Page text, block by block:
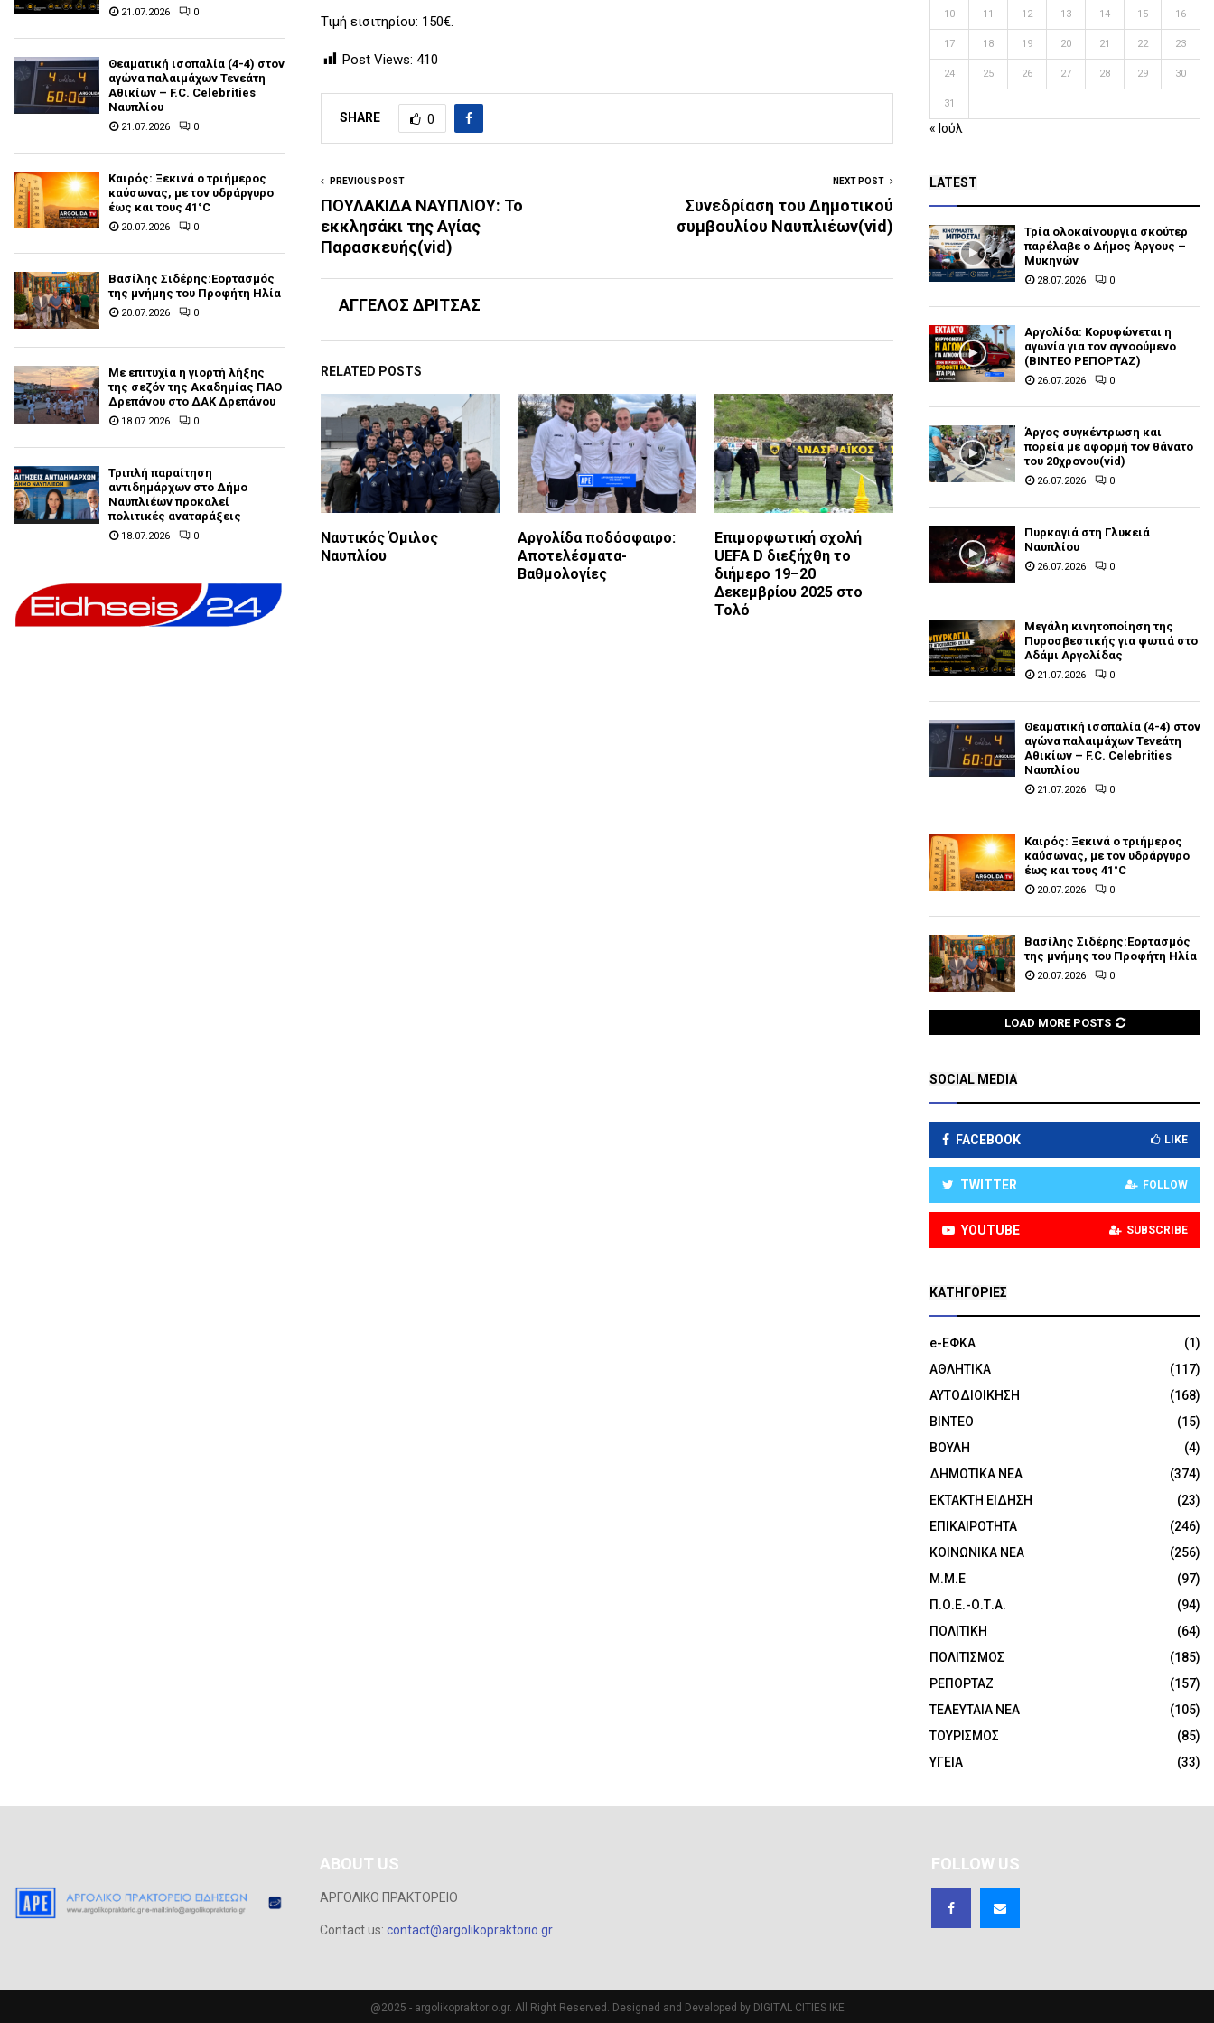
Τιμή εισιτηρίου: 150€.
Post Views: 410
SHARE 0
PREVIOUS POST
ΠΟΥΛΑΚΙΔΑ ΝΑΥΠΛΙΟΥ: Το
εκκλησάκι της Αγίας
Παρασκευής(vid)
NEXT POST
Συνεδρίαση του Δημοτικού
συμβουλίου Ναυπλιέων(vid)
ΑΓΓΕΛΟΣ ΔΡΙΤΣΑΣ
RELATED POSTS
Ναυτικός Όμιλος
Ναυπλίου
Αργολίδα ποδόσφαιρο:
Αποτελέσματα-
Bαθμολογίες
Eπιμορφωτική σχολή
UEFA D διεξήχθη το
διήμερο 19–20
Δεκεμβρίου 2025 στο
Τολό
21.07.2026 0
Θεαματική ισοπαλία (4-4) στον
αγώνα παλαιμάχων Τενεάτη
Αθικίων – F.C. Celebrities
Ναυπλίου
21.07.2026 0
Καιρός: Ξεκινά ο τριήμερος
καύσωνας, με τον υδράργυρο
έως και τους 41°C
20.07.2026 0
Βασίλης Σιδέρης:Εορτασμός
της μνήμης του Προφήτη Ηλία
20.07.2026 0
Με επιτυχία η γιορτή λήξης
της σεζόν της Ακαδημίας ΠΑΟ
Δρεπάνου στο ΔΑΚ Δρεπάνου
18.07.2026 0
Τριπλή παραίτηση
αντιδημάρχων στο Δήμο
Ναυπλιέων προκαλεί
πολιτικές αναταράξεις
18.07.2026 0
10 11 12 13 14 15 16
17 18 19 20 21 22 23
24 25 26 27 28 29 30
31
« Ιούλ
LATEST
Τρία ολοκαίνουργια σκούτερ
παρέλαβε o Δήμος Άργους –
Μυκηνών
28.07.2026 0
Αργολίδα: Κορυφώνεται η
αγωνία για τον αγνοούμενο
(ΒΙΝΤΕΟ ΡΕΠΟΡΤΑΖ)
26.07.2026 0
Άργος συγκέντρωση και
πορεία με αφορμή τον θάνατο
του 20χρονου(vid)
26.07.2026 0
Πυρκαγιά στη Γλυκειά
Ναυπλίου
26.07.2026 0
Μεγάλη κινητοποίηση της
Πυροσβεστικής για φωτιά στο
Αδάμι Αργολίδας
21.07.2026 0
Θεαματική ισοπαλία (4-4) στον
αγώνα παλαιμάχων Τενεάτη
Αθικίων – F.C. Celebrities
Ναυπλίου
21.07.2026 0
Καιρός: Ξεκινά ο τριήμερος
καύσωνας, με τον υδράργυρο
έως και τους 41°C
20.07.2026 0
Βασίλης Σιδέρης:Εορτασμός
της μνήμης του Προφήτη Ηλία
20.07.2026 0
LOAD MORE POSTS
SOCIAL MEDIA
FACEBOOK LIKE
TWITTER FOLLOW
YOUTUBE SUBSCRIBE
KΑΤΗΓΟΡΊΕΣ
e-ΕΦΚΑ
(1)
ΑΘΛΗΤΙΚΑ
(117)
ΑΥΤΟΔΙΟΙΚΗΣΗ
(168)
ΒΙΝΤΕΟ
(15)
ΒΟΥΛΗ
(4)
ΔΗΜΟΤΙΚΑ ΝΕΑ
(374)
ΕΚΤΑΚΤΗ ΕΙΔΗΣΗ
(23)
ΕΠΙΚΑΙΡΟΤΗΤΑ
(246)
ΚΟΙΝΩΝΙΚΑ ΝΕΑ
(256)
Μ.Μ.Ε
(97)
Π.Ο.Ε.-Ο.Τ.Α.
(94)
ΠΟΛΙΤΙΚΗ
(64)
ΠΟΛΙΤΙΣΜΟΣ
(185)
ΡΕΠΟΡΤΑΖ
(157)
ΤΕΛΕΥΤΑΙΑ ΝΕΑ
(105)
ΤΟΥΡΙΣΜΟΣ
(85)
ΥΓΕΙΑ
(33)
ABOUT US
ΑΡΓΟΛΙΚΟ ΠΡΑΚΤΟΡΕΙΟ
Contact us: contact@argolikopraktorio.gr
FOLLOW US
@2025 - argolikopraktorio.gr. All Right Reserved. Designed and Developed by DIGITAL CITIES IKE